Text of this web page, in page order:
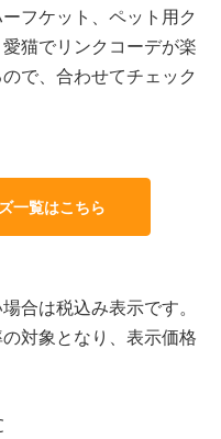
フケット、ペット用ク
猫でリンクコーデが楽
で、合わせてチェック
一覧はこちら
合は税込み表示です。
対象となり、表示価格